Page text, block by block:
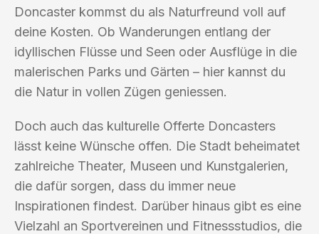
Doncaster kommst du als Naturfreund voll auf
deine Kosten. Ob Wanderungen entlang der
idyllischen Flüsse und Seen oder Ausflüge in die
malerischen Parks und Gärten – hier kannst du
die Natur in vollen Zügen geniessen.
Doch auch das kulturelle Offerte Doncasters
lässt keine Wünsche offen. Die Stadt beheimatet
zahlreiche Theater, Museen und Kunstgalerien,
die dafür sorgen, dass du immer neue
Inspirationen findest. Darüber hinaus gibt es eine
Vielzahl an Sportvereinen und Fitnessstudios, die